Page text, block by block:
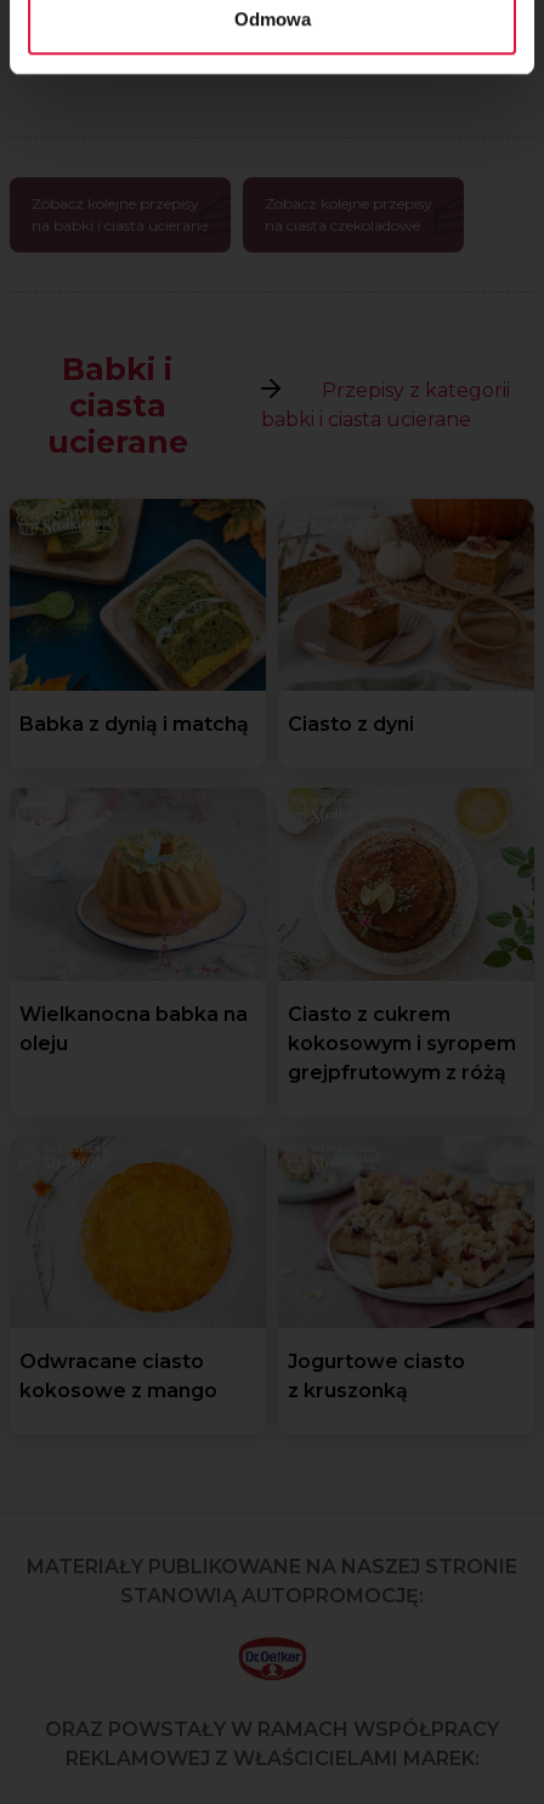
Odmowa
Komentarze
Zobacz kolejne przepisy
na babki i ciasta ucierane
Zobacz kolejne przepisy
na ciasta czekoladowe
Babki i
ciasta
ucierane
Przepisy z kategorii
babki i ciasta ucierane
Babka z dynią i matchą Ciasto z dyni
Wielkanocna babka na
oleju
Ciasto z cukrem
kokosowym i syropem
grejpfrutowym z różą
Odwracane ciasto
kokosowe z mango
Jogurtowe ciasto
z kruszonką
MATERIAŁY PUBLIKOWANE NA NASZEJ STRONIE
STANOWIĄ AUTOPROMOCJĘ:
ORAZ POWSTAŁY W RAMACH WSPÓŁPRACY
REKLAMOWEJ Z WŁAŚCICIELAMI MAREK: